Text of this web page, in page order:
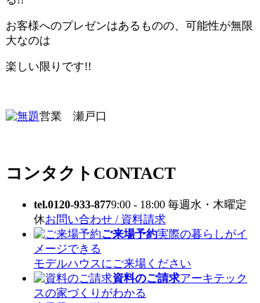
お客様へのプレゼンはあるものの、可能性が無限
大なのは
楽しい限りです!!
営業 瀬戸口
コンタクト CONTACT
tel.0120-933-8779:00 - 18:00 毎週水・木曜定
休お問い合わせ / 資料請求
ご来場予約実際の暮らしがイ
メージできる
モデルハウスにご来場ください
資料のご請求アーキテック
スの家づくりがわかる